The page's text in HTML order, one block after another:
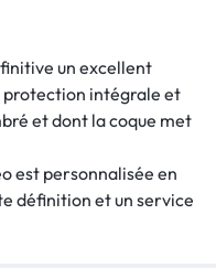
un excellent
protection intégrale et
et dont la coque met
est personnalisée en
définition et un service